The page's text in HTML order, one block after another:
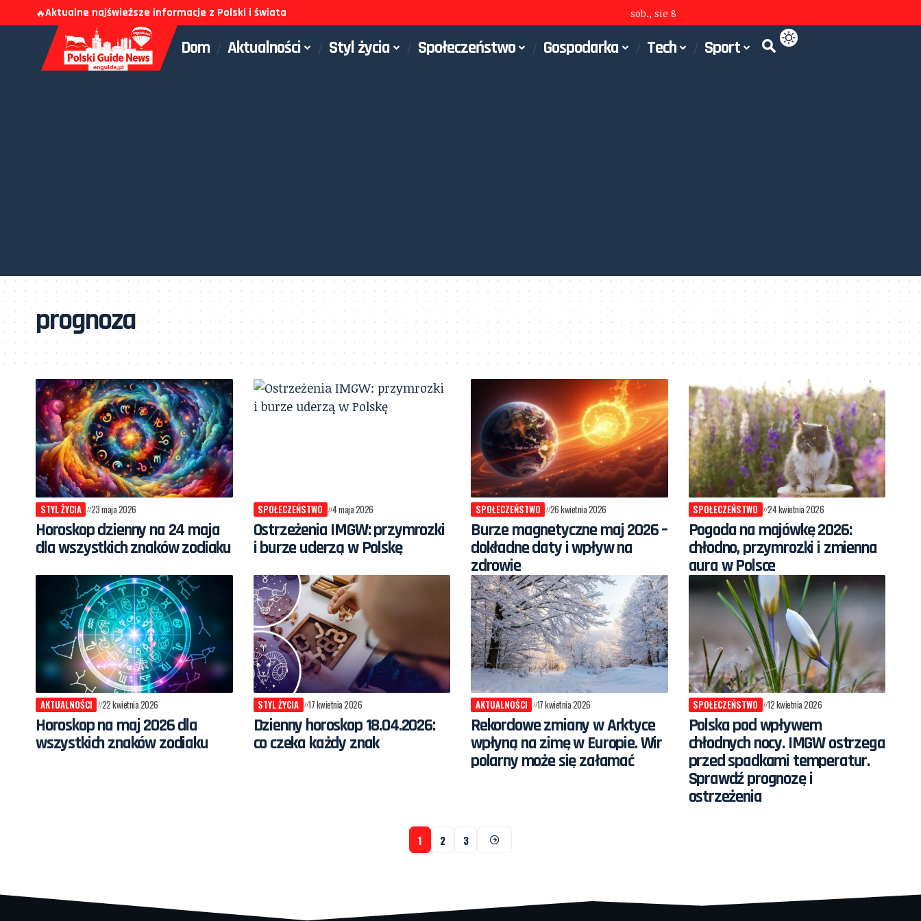
🔥Aktualne najświeższe informacje z Polski i świata sob., sie 8
Dom Aktualności Styl życia Społeczeństwo Gospodarka Tech Sport
prognoza
STYL ŻYCIA 23 maja 2026
Horoskop dzienny na 24 maja
dla wszystkich znaków zodiaku
SPOŁECZEŃSTWO 4 maja 2026
Ostrzeżenia IMGW: przymrozki
i burze uderzą w Polskę
SPOŁECZEŃSTWO 26 kwietnia 2026
Burze magnetyczne maj 2026 –
dokładne daty i wpływ na
zdrowie
SPOŁECZEŃSTWO 24 kwietnia 2026
Pogoda na majówkę 2026:
chłodno, przymrozki i zmienna
aura w Polsce
AKTUALNOŚCI 22 kwietnia 2026
Horoskop na maj 2026 dla
wszystkich znaków zodiaku
STYL ŻYCIA 17 kwietnia 2026
Dzienny horoskop 18.04.2026:
co czeka każdy znak
AKTUALNOŚCI 17 kwietnia 2026
Rekordowe zmiany w Arktyce
wpłyną na zimę w Europie. Wir
polarny może się załamać
SPOŁECZEŃSTWO 12 kwietnia 2026
Polska pod wpływem
chłodnych nocy. IMGW ostrzega
przed spadkami temperatur.
Sprawdź prognozę i
ostrzeżenia
1 2 3